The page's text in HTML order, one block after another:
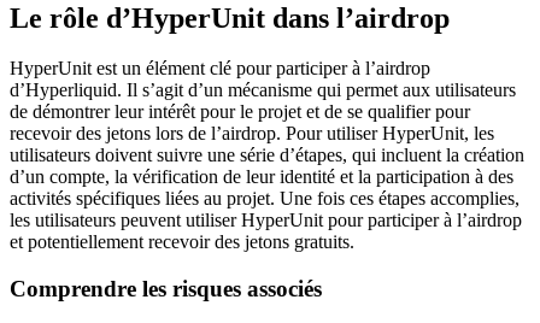
Le rôle d’HyperUnit dans l’airdrop
HyperUnit est un élément clé pour participer à l’airdrop
d’Hyperliquid. Il s’agit d’un mécanisme qui permet aux utilisateurs
de démontrer leur intérêt pour le projet et de se qualifier pour
recevoir des jetons lors de l’airdrop. Pour utiliser HyperUnit, les
utilisateurs doivent suivre une série d’étapes, qui incluent la création
d’un compte, la vérification de leur identité et la participation à des
activités spécifiques liées au projet. Une fois ces étapes accomplies,
les utilisateurs peuvent utiliser HyperUnit pour participer à l’airdrop
et potentiellement recevoir des jetons gratuits.
Comprendre les risques associés